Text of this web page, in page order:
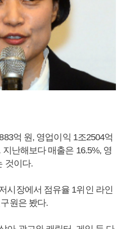
억 원, 영업이익 1조2504억
난해보다 매출은 16.5%, 영
것이다.
시장에서 점유율 1위인 라인
원은 봤다.